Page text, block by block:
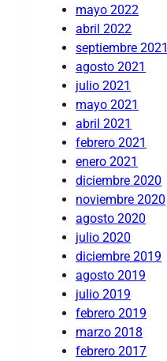
mayo 2022
abril 2022
septiembre 2021
agosto 2021
julio 2021
mayo 2021
abril 2021
febrero 2021
enero 2021
diciembre 2020
noviembre 2020
agosto 2020
julio 2020
diciembre 2019
agosto 2019
julio 2019
febrero 2019
marzo 2018
febrero 2017